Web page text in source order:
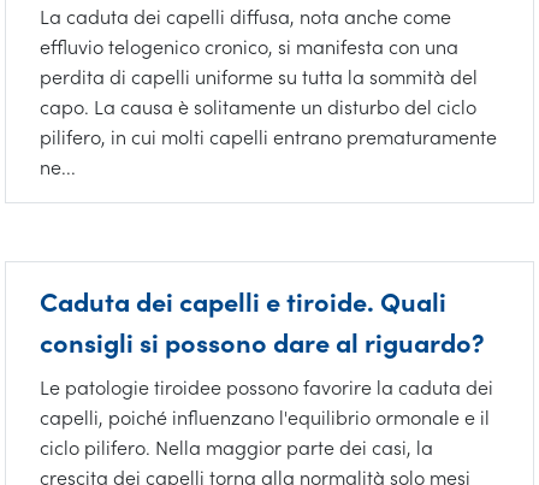
La caduta dei capelli diffusa, nota anche come
effluvio telogenico cronico, si manifesta con una
perdita di capelli uniforme su tutta la sommità del
capo. La causa è solitamente un disturbo del ciclo
pilifero, in cui molti capelli entrano prematuramente
ne...
Caduta dei capelli e tiroide. Quali
consigli si possono dare al riguardo?
Le patologie tiroidee possono favorire la caduta dei
capelli, poiché influenzano l'equilibrio ormonale e il
ciclo pilifero. Nella maggior parte dei casi, la
crescita dei capelli torna alla normalità solo mesi